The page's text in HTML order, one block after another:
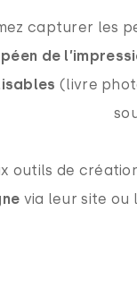
capturer les
de
(livre
outils de
via leur site ou